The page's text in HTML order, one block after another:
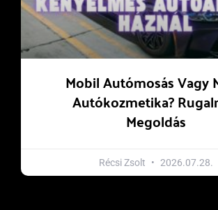
Mobil Autómosás Vagy
Autókozmetika?
Megoldás
Récsi Zsolt 2026.07.28.